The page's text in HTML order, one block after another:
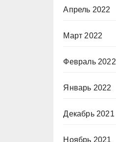
Апрель 2022
Март 2022
Февраль 2022
Январь 2022
Декабрь 2021
Ноябрь 2021